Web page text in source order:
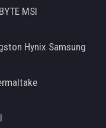
MSI
Hynix Samsung